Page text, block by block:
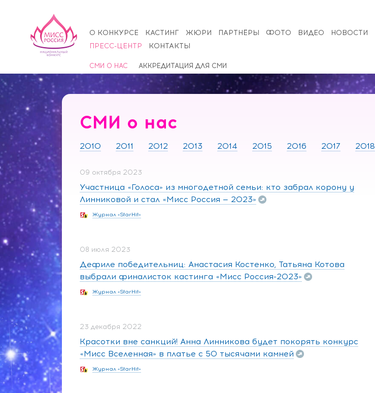
О КОНКУРСЕ КАСТИНГ ЖЮРИ ПАРТНЁРЫ ФОТО ВИДЕО
НОВОСТИ
ПРЕСС-ЦЕНТР
КОНТАКТЫ
СМИ О НАС АККРЕДИТАЦИЯ ДЛЯ СМИ
СМИ о нас
2010 2011 2012 2013 2014 2015 2016 2017 2018
09 октября 2023
Участница «Голоса» из многодетной семьи: кто забрал корону у
Линниковой и стал «Мисс Россия — 2023»
Журнал «StarHit»
08 июля 2023
Дефиле победительниц: Анастасия Костенко, Татьяна Котова
выбрали финалисток кастинга «Мисс Россия-2023»
Журнал «StarHit»
23 декабря 2022
Красотки вне санкций! Анна Линникова будет покорять конкурс
«Мисс Вселенная» в платье с 50 тысячами камней
Журнал «StarHit»